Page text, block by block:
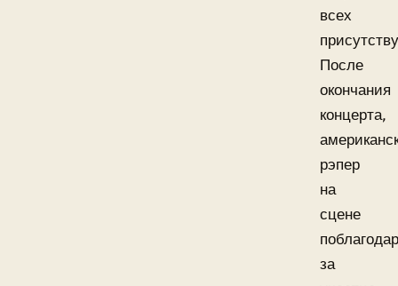
всех
После
окончания
концерта,
рэпер
на
сцене
за